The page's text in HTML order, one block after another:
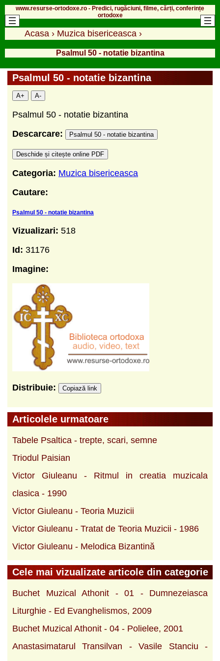
www.resurse-ortodoxe.ro - Predici, rugăciuni, filme, cărți, conferințe
ortodoxe
Acasa › Muzica bisericeasca ›
Psalmul 50 - notatie bizantina
Psalmul 50 - notatie bizantina
A+ A-
Psalmul 50 - notatie bizantina
Descarcare:
Psalmul 50 - notatie bizantina
Deschide și citește online PDF
Categoria: Muzica bisericeasca
Cautare:
Psalmul 50 - notatie bizantina
Vizualizari: 518
Id: 31176
Imagine:
Distribuie: Copiază link
Articolele urmatoare
Tabele Psaltica - trepte, scari, semne
Triodul Paisian
Victor Giuleanu - Ritmul in creatia muzicala
clasica - 1990
Victor Giuleanu - Teoria Muzicii
Victor Giuleanu - Tratat de Teoria Muzicii - 1986
Victor Giuleanu - Melodica Bizantină
Cele mai vizualizate articole din categorie
Buchet Muzical Athonit - 01 - Dumnezeiasca
Liturghie - Ed Evanghelismos, 2009
Buchet Muzical Athonit - 04 - Polielee, 2001
Anastasimatarul Transilvan - Vasile Stanciu -